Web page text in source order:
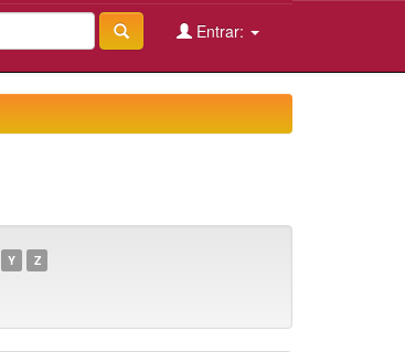
Entrar:
Y Z